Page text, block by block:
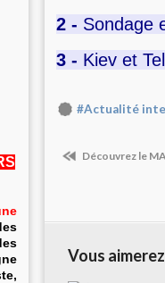
2 - Sondage
3 - Kiev et
#Actualité
Découvrez le
Vous